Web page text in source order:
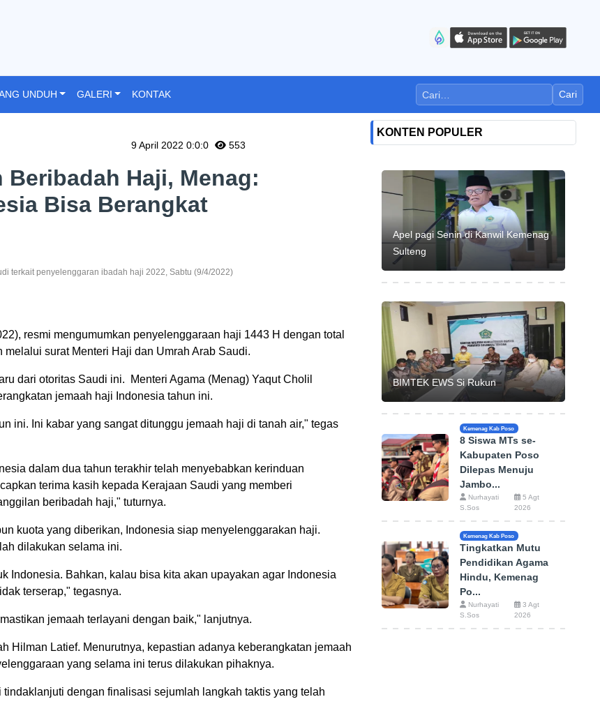
UNDUH GALERI KONTAK Cari
9 April 2022 0:0:0 553
Haji, Menag:
Bisa Berangkat
terkait penyelenggaran ibadah haji 2022, Sabtu (9/4/2022)
resmi mengumumkan penyelenggaraan haji 1443 H dengan total
surat Menteri Haji dan Umrah Arab Saudi.
dari otoritas Saudi ini. Menteri Agama (Menag) Yaqut Cholil
jemaah haji Indonesia tahun ini.
ini. Ini kabar yang sangat ditunggu jemaah haji di tanah air," tegas
dalam dua tahun terakhir telah menyebabkan kerinduan
terima kasih kepada Kerajaan Saudi yang memberi
beribadah haji," tuturnya.
kuota yang diberikan, Indonesia siap menyelenggarakan haji.
dilakukan selama ini.
Indonesia. Bahkan, kalau bisa kita akan upayakan agar Indonesia
terserap," tegasnya.
jemaah terlayani dengan baik," lanjutnya.
Hilman Latief. Menurutnya, kepastian adanya keberangkatan jemaah
yang selama ini terus dilakukan pihaknya.
dengan finalisasi sejumlah langkah taktis yang telah
KONTEN POPULER
Apel pagi Senin di Kanwil Kemenag
Sulteng
BIMTEK EWS Si Rukun
Kemenag Kab Poso
8 Siswa MTs se-
Kabupaten Poso
Dilepas Menuju
Jambo...
Nurhayati
S.Sos
5 Agt
2026
Kemenag Kab Poso
Tingkatkan Mutu
Pendidikan Agama
Hindu, Kemenag
Po...
Nurhayati
S.Sos
3 Agt
2026